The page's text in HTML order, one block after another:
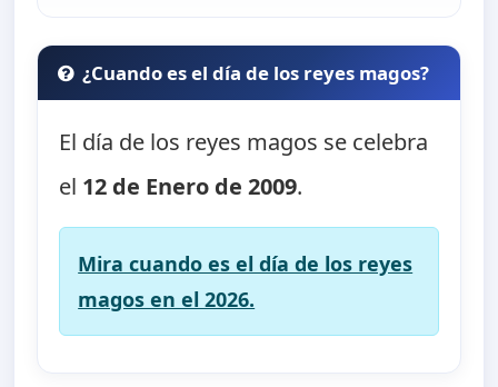
¿Cuando es el día de los reyes magos?
El día de los reyes magos se celebra
el 12 de Enero de 2009.
Mira cuando es el día de los reyes
magos en el 2026.